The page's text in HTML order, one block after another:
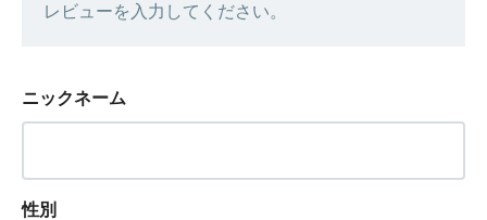
レビューを入力してください。
ニックネーム
性別